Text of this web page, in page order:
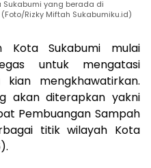
Sukabumi yang berada di
Rizky Miftah Sukabumiku.id)
Kota Sukabumi mulai
untuk mengatasi
mengkhawatirkan.
akan diterapkan yakni
Pembuangan Sampah
titik wilayah Kota